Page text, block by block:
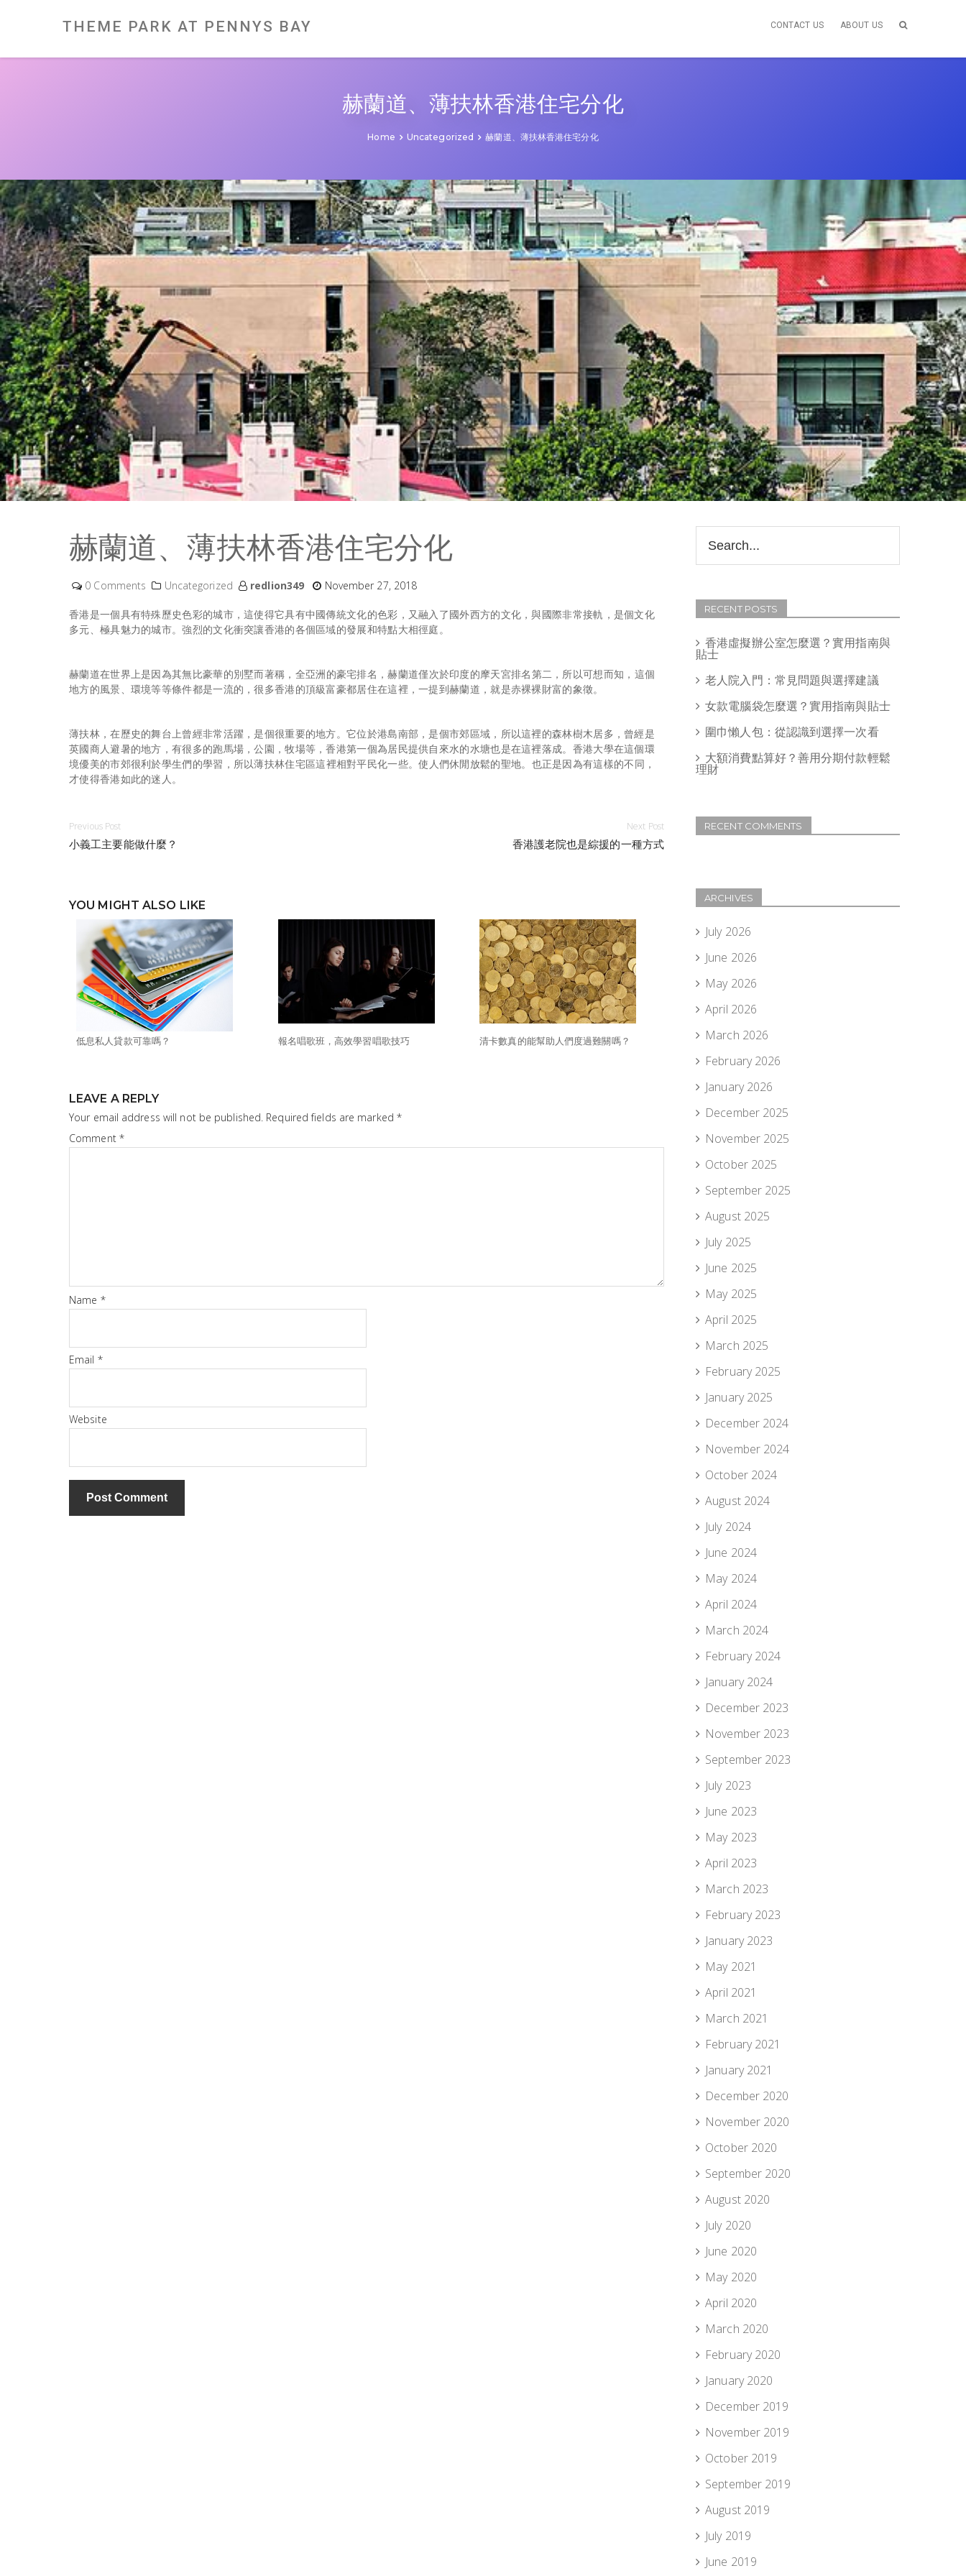
THEME PARK AT PENNYS BAY CONTACT US ABOUT US
赫蘭道、薄扶林香港住宅分化
Home Uncategorized 赫蘭道、薄扶林香港住宅分化
赫蘭道、薄扶林香港住宅分化
0 Comments Uncategorized redlion349 November 27, 2018
香港是一個具有特殊歷史色彩的城市，這使得它具有中國傳統文化的色彩，又融入了國外西方的文化，與國際非常接軌，是個文化
多元、極具魅力的城市。強烈的文化衝突讓香港的各個區域的發展和特點大相徑庭。
赫蘭道在世界上是因為其無比豪華的別墅而著稱，全亞洲的豪宅排名，赫蘭道僅次於印度的摩天宮排名第二，所以可想而知，這個
地方的風景、環境等等條件都是一流的，很多香港的頂級富豪都居住在這裡，一提到赫蘭道，就是赤裸裸財富的象徵。
薄扶林，在歷史的舞台上曾經非常活躍，是個很重要的地方。它位於港島南部，是個市郊區域，所以這裡的森林樹木居多，曾經是
英國商人避暑的地方，有很多的跑馬場，公園，牧場等，香港第一個為居民提供自來水的水塘也是在這裡落成。香港大學在這個環
境優美的市郊很利於學生們的學習，所以薄扶林住宅區這裡相對平民化一些。使人們休閒放鬆的聖地。也正是因為有這樣的不同，
才使得香港如此的迷人。
Previous Post
小義工主要能做什麼？
Next Post
香港護老院也是綜援的一種方式
YOU MIGHT ALSO LIKE
低息私人貸款可靠嗎？ 報名唱歌班，高效學習唱歌技巧 清卡數真的能幫助人們度過難關嗎？
LEAVE A REPLY
Your email address will not be published. Required fields are marked *
Comment *
Name *
Email *
Website
RECENT POSTS
香港虛擬辦公室怎麼選？實用指南與
貼士
老人院入門：常見問題與選擇建議
女款電腦袋怎麼選？實用指南與貼士
圍巾懶人包：從認識到選擇一次看
大額消費點算好？善用分期付款輕鬆
理財
RECENT COMMENTS
ARCHIVES
July 2026
June 2026
May 2026
April 2026
March 2026
February 2026
January 2026
December 2025
November 2025
October 2025
September 2025
August 2025
July 2025
June 2025
May 2025
April 2025
March 2025
February 2025
January 2025
December 2024
November 2024
October 2024
August 2024
July 2024
June 2024
May 2024
April 2024
March 2024
February 2024
January 2024
December 2023
November 2023
September 2023
July 2023
June 2023
May 2023
April 2023
March 2023
February 2023
January 2023
May 2021
April 2021
March 2021
February 2021
January 2021
December 2020
November 2020
October 2020
September 2020
August 2020
July 2020
June 2020
May 2020
April 2020
March 2020
February 2020
January 2020
December 2019
November 2019
October 2019
September 2019
August 2019
July 2019
June 2019